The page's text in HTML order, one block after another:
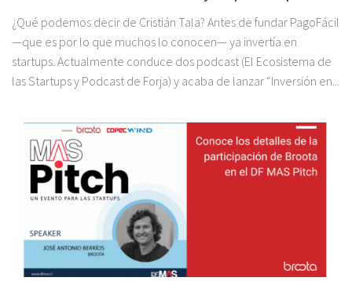
¿Qué podemos decir de Cristián Tala? Antes de fundar PagoFácil
—que es por lo que muchos lo conocen— ya invertía en
startups. Actualmente conduce dos podcast (El Ecosistema de
las Startups y Podcast de Forja) y acaba de lanzar “Inversión en...